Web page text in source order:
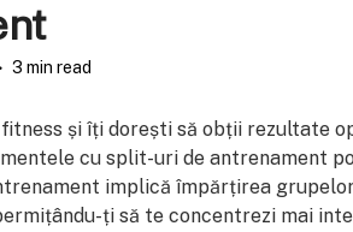
3 min read
și îți dorești să obții rezultate
cu split-uri de antrenament
implică împărțirea
ți să te concentrezi mai